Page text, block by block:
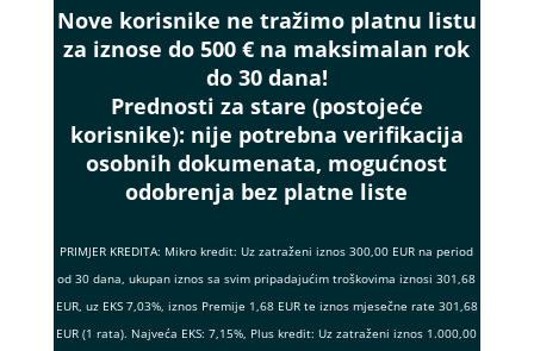
Nove korisnike ne tražimo platnu listu
za iznose do 500 € na maksimalan rok
do 30 dana!
Prednosti za stare (postojeće
korisnike): nije potrebna verifikacija
osobnih dokumenata, mogućnost
odobrenja bez platne liste
PRIMJER KREDITA: Mikro kredit: Uz zatraženi iznos 300,00 EUR na period
od 30 dana, ukupan iznos sa svim pripadajućim troškovima iznosi 301,68
EUR, uz EKS 7,03%, iznos Premije 1,68 EUR te iznos mjesečne rate 301,68
EUR (1 rata). Najveća EKS: 7,15%, Plus kredit: Uz zatraženi iznos 1.000,00